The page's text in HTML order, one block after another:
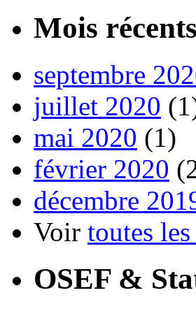
Mois récents
septembre
juillet 2020
mai 2020 (1)
février 2020
décembre
Voir toutes
OSEF &